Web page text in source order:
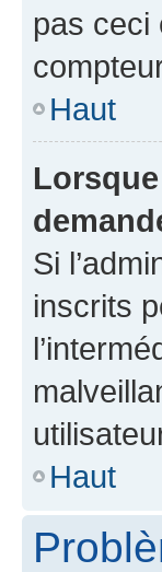
pas ceci
Haut
Si
inscrits
Haut